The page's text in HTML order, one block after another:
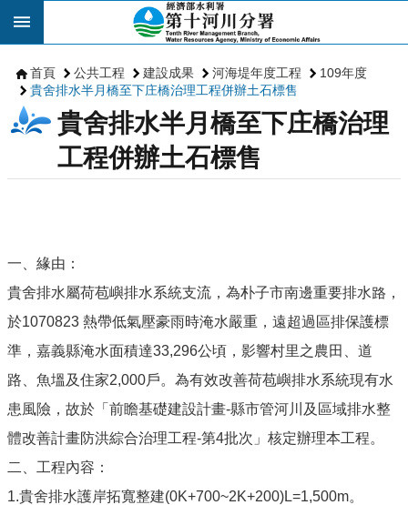
跳到主要內容區塊
首頁 公共工程 建設成果 河海堤年度工程
109年度
貴舍排水半月橋至下庄橋治理工程併辦土石標售
貴舍排水半月橋至下庄橋治理
工程併辦土石標售
一、緣由：
貴舍排水屬荷苞嶼排水系統支流，為朴子市南邊重要排水路，
於1070823 熱帶低氣壓豪雨時淹水嚴重，遠超過區排保護標
準，嘉義縣淹水面積達33,296公頃，影響村里之農田、道
路、魚塭及住家2,000戶。為有效改善荷苞嶼排水系統現有水
患風險，故於「前瞻基礎建設計畫-縣市管河川及區域排水整
體改善計畫防洪綜合治理工程-第4批次」核定辦理本工程。
二、工程內容：
1.貴舍排水護岸拓寬整建(0K+700~2K+200)L=1,500m。